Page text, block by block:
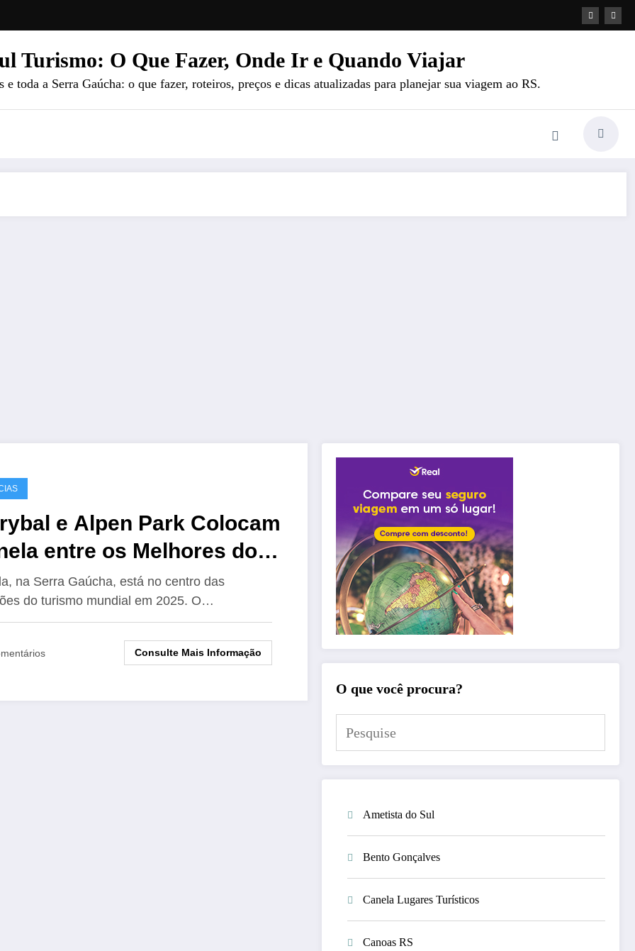
Turismo: O Que Fazer, Onde Ir e Quando Viajar
toda a Serra Gaúcha: o que fazer, roteiros, preços e dicas atualizadas para planejar sua viagem ao RS.
e Alpen Park Colocam
entre os Melhores do
em 2025
na Serra Gaúcha, está no centro das
do turismo mundial em 2025. O…
Consulte Mais Informação
O que você procura?
Ametista do Sul
Bento Gonçalves
Canela Lugares Turísticos
Canoas RS